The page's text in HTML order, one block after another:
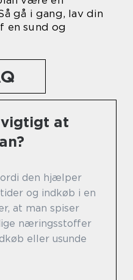
gå i gang, lav din
en sund og
at
den hjælper
og indkøb i en
at man spiser
næringsstoffer
eller usunde